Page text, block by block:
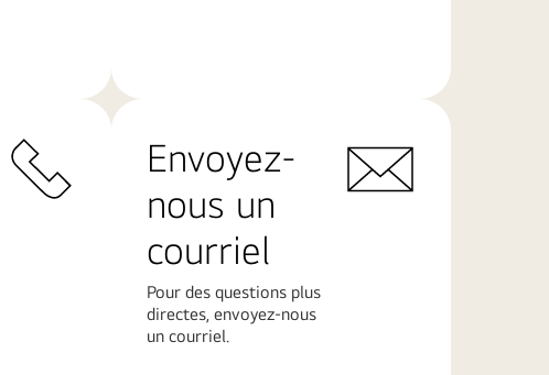
Envoyez-
nous un
courriel
Pour des questions plus
directes, envoyez-nous
un courriel​.